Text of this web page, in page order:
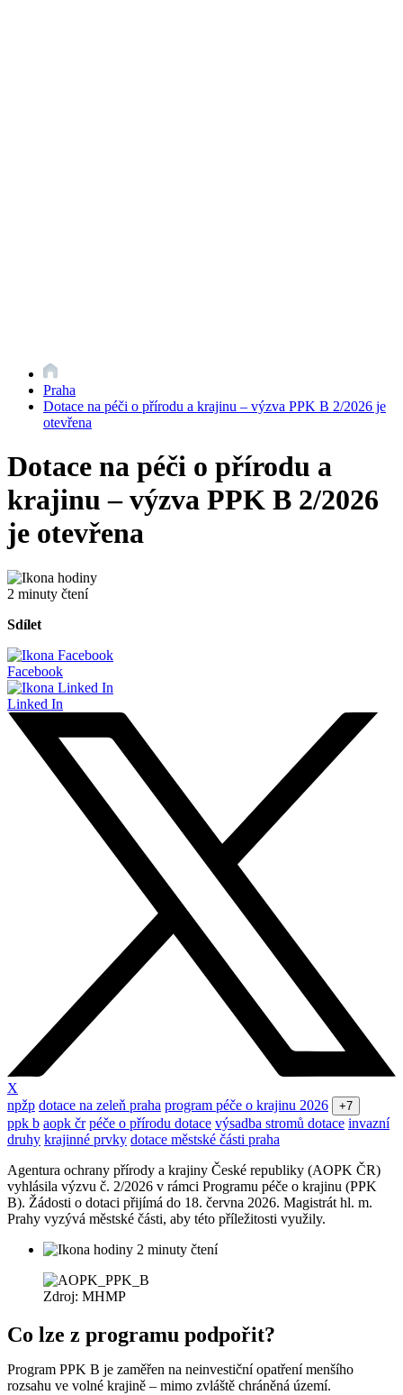
Praha
Dotace na péči o přírodu a krajinu – výzva PPK B 2/2026 je
otevřena
Dotace na péči o přírodu a
krajinu – výzva PPK B 2/2026
je otevřena
2 minuty čtení
Sdílet
Facebook
Linked In
X
npžp dotace na zeleň praha program péče o krajinu 2026 +7
ppk b aopk čr péče o přírodu dotace výsadba stromů dotace invazní
druhy krajinné prvky dotace městské části praha
Agentura ochrany přírody a krajiny České republiky (AOPK ČR)
vyhlásila výzvu č. 2/2026 v rámci Programu péče o krajinu (PPK
B). Žádosti o dotaci přijímá do 18. června 2026. Magistrát hl. m.
Prahy vyzývá městské části, aby této příležitosti využily.
2 minuty čtení
Zdroj: MHMP
Co lze z programu podpořit?
Program PPK B je zaměřen na neinvestiční opatření menšího
rozsahu ve volné krajině – mimo zvláště chráněná území.